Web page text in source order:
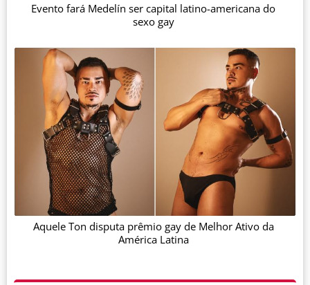
Evento fará Medelín ser capital latino-americana do
sexo gay
Aquele Ton disputa prêmio gay de Melhor Ativo da
América Latina